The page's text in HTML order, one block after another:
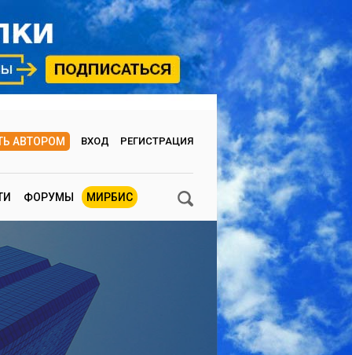
АВТОРОМ ВХОД РЕГИСТРАЦИЯ
ФОРУМЫ МИРБИС